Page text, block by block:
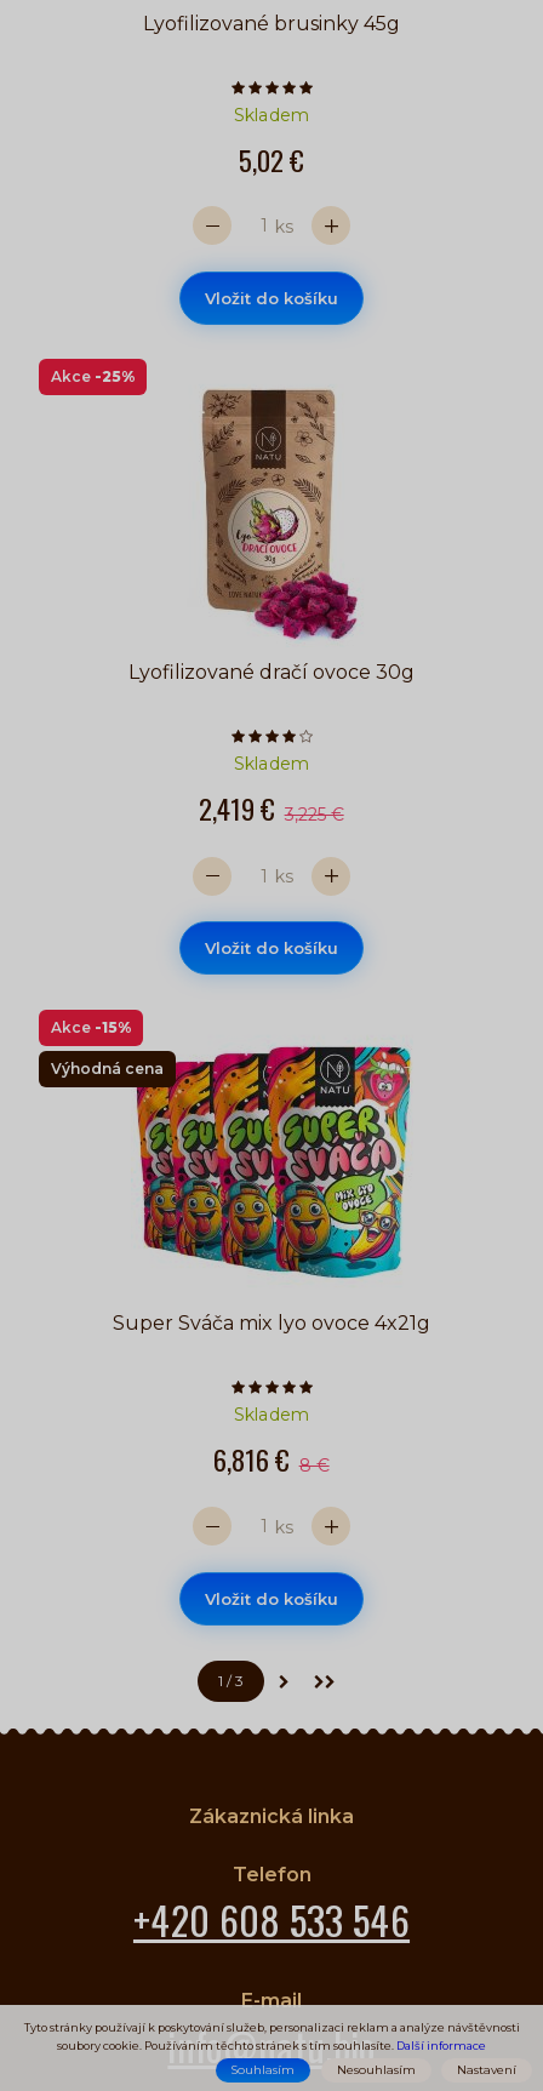
Lyofilizované brusinky 45g
Počet hvězdiček je 5 z 5
Skladem
5,02 €
ks
Vložit do košíku
Akce -25%
Lyofilizované dračí ovoce 30g
Počet hvězdiček je 4 z 5
Skladem
2,419 € 3,225 €
ks
Vložit do košíku
Akce -15%
Výhodná cena
Super Sváča mix lyo ovoce 4x21g
Počet hvězdiček je 5 z 5
Skladem
6,816 € 8 €
ks
Vložit do košíku
1 / 3 (aktuální)Další stránka
Zákaznická linka
Telefon
+420 608 533 546
E-mail
info@natu.bio
Tyto stránky používají k poskytování služeb, personalizaci reklam a analýze návštěvnosti
soubory cookie. Používáním těchto stránek s tím souhlasíte. Další informace
Nastavení
Nesouhlasím
Souhlasím